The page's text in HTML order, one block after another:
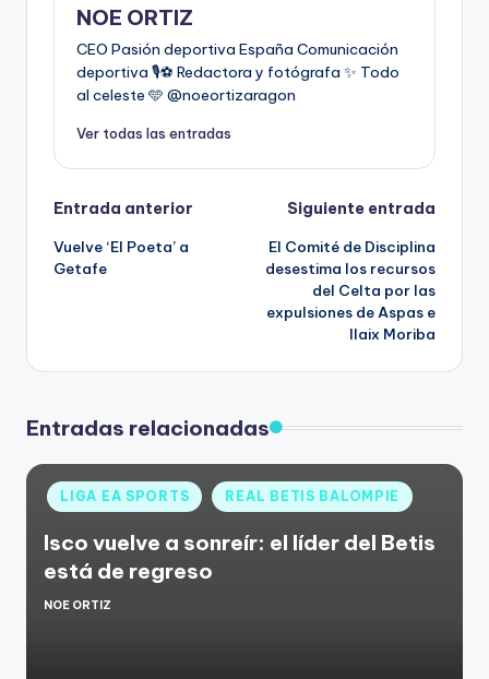
NOE ORTIZ
CEO Pasión deportiva España Comunicación
deportiva 🎙️⚽️ Redactora y fotógrafa ✨ Todo
al celeste 🩵 @noeortizaragon
Ver todas las entradas
Entrada anterior
Vuelve ‘El Poeta’ a
Getafe
Siguiente entrada
El Comité de Disciplina
desestima los recursos
del Celta por las
expulsiones de Aspas e
Ilaix Moriba
Entradas relacionadas
LIGA EA SPORTS REAL BETIS BALOMPIE
Isco vuelve a sonreír: el líder del Betis
está de regreso
NOE ORTIZ